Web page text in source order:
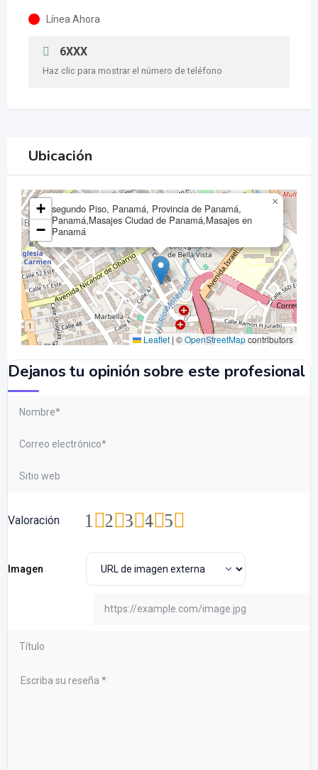
Línea Ahora
6XXX
Haz clic para mostrar el número de teléfono
Ubicación
segundo Piso, Panamá, Provincia de Panamá,
Panamá,Masajes Ciudad de Panamá,Masajes en
Panamá
×
+
−
Leaflet | ©OpenStreetMapcontributors
Dejanos tu opinión sobre este profesional
Valoración 5
4
3
2
1
Imagen